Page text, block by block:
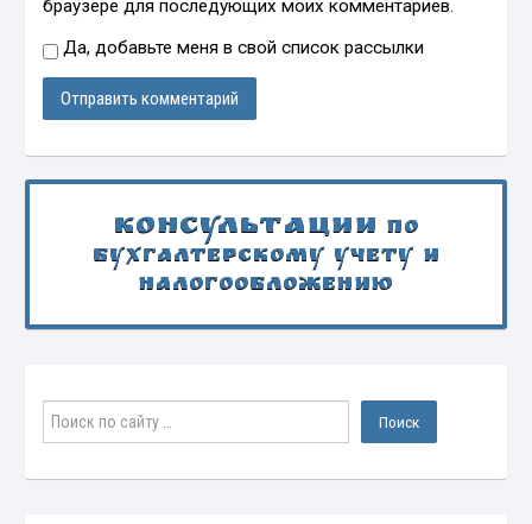
браузере для последующих моих комментариев.
Да, добавьте меня в свой список рассылки
Консультации по
бухгалтерскому учету и
налогообложению